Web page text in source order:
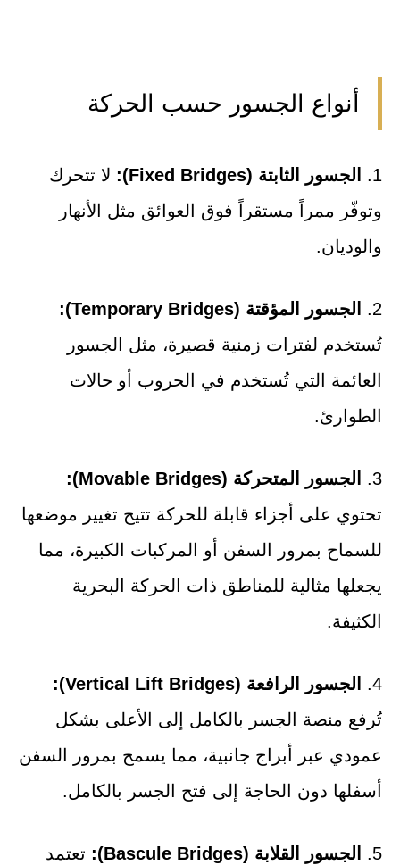
أنواع الجسور حسب الحركة
1. الجسور الثابتة (Fixed Bridges):
لا تتحرك
وتوفّر ممراً مستقراً فوق العوائق مثل الأنهار
والوديان.
2.
الجسور المؤقتة (Temporary Bridges):
تُستخدم لفترات زمنية قصيرة، مثل الجسور
العائمة التي تُستخدم في الحروب أو حالات
الطوارئ.
3.
الجسور المتحركة (Movable Bridges):
تحتوي على أجزاء قابلة للحركة تتيح تغيير موضعها
للسماح بمرور السفن أو المركبات الكبيرة، مما
يجعلها مثالية للمناطق ذات الحركة البحرية
الكثيفة.
4.
الجسور الرافعة (Vertical Lift Bridges):
تُرفع منصة الجسر بالكامل إلى الأعلى بشكل
عمودي عبر أبراج جانبية، مما يسمح بمرور السفن
أسفلها دون الحاجة إلى فتح الجسر بالكامل.
5. الجسور القلابة (Bascule Bridges): تعتمد